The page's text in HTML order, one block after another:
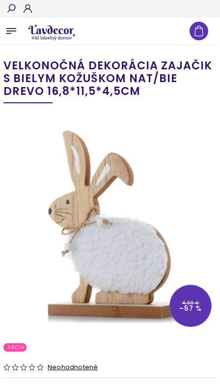
Hľadať
VELKONOČNÁ DEKORÁCIA ZAJAČIK
S BIELYM KOŽUŠKOM NAT/BIE
DREVO 16,8*11,5*4,5CM
4,69 €
–57 %
AKCIA
Neohodnotené